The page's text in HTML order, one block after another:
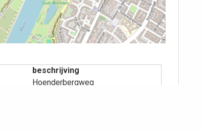
beschrijving
Hoenderbergweg